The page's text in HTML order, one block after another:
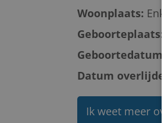
Woonplaats:
Geboorteplaats:
Geboortedatum:
Datum
Ik weet meer